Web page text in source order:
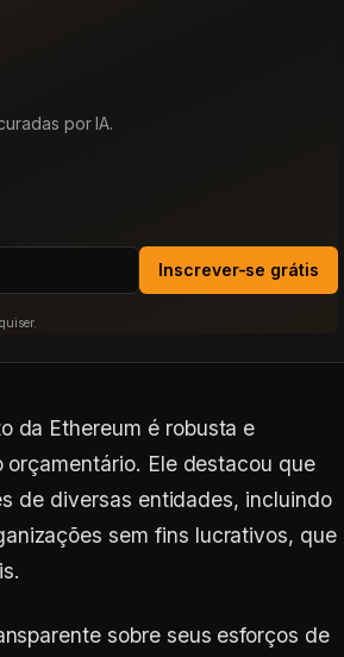
por IA.
Inscrever-se grátis
da Ethereum é robusta e
Ele destacou que
de diversas entidades, incluindo
sem fins lucrativos, que
sobre seus esforços de